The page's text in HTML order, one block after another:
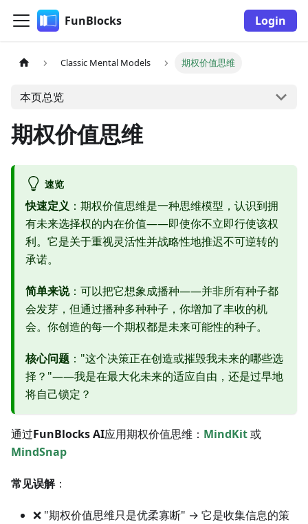
FunBlocks Login
Classic Mental Models 期权价值思维
本页总览
期权价值思维
速览
快速定义 ：期权价值思维是一种思维模型，认识到拥
有未来选择权的内在价值——即使你不立即行使该权
利。它是关于重视灵活性并战略性地推迟不可逆转的
承诺。
简单来说：可以把它想象成播种——并非所有种子都
会发芽，但通过播种多种种子，你增加了丰收的机
会。你创造的每一个期权都是未来可能性的种子。
核心问题 ："这个决策正在创造或摧毁我未来的哪些选
择？"——我是在最大化未来的适应自由，还是过早地
将自己锁定？
通过FunBlocks AI应用期权价值思维： MindKit或
MindSnap
常见误解：
❌ "期权价值思维只是优柔寡断" → 它是收集信息的策